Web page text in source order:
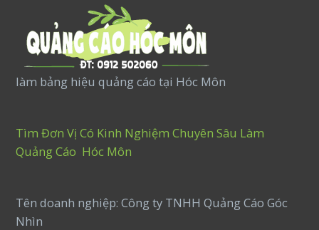
làm bảng hiệu quảng cáo tại Hóc Môn
Tìm Đơn Vị Có Kinh Nghiệm Chuyên Sâu Làm
Quảng Cáo Hóc Môn
Tên doanh nghiệp: Công ty TNHH Quảng Cáo Góc
Nhìn